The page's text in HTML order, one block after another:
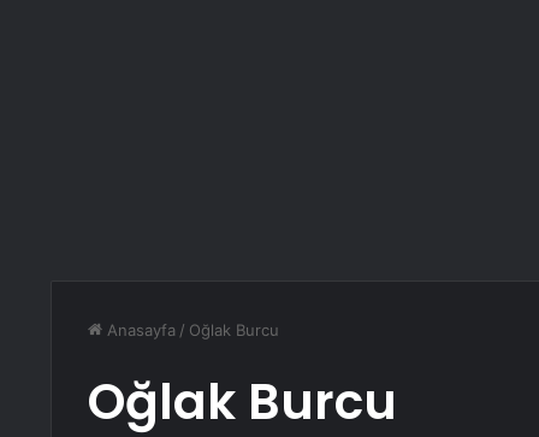
Anasayfa / Oğlak Burcu
Oğlak Burcu